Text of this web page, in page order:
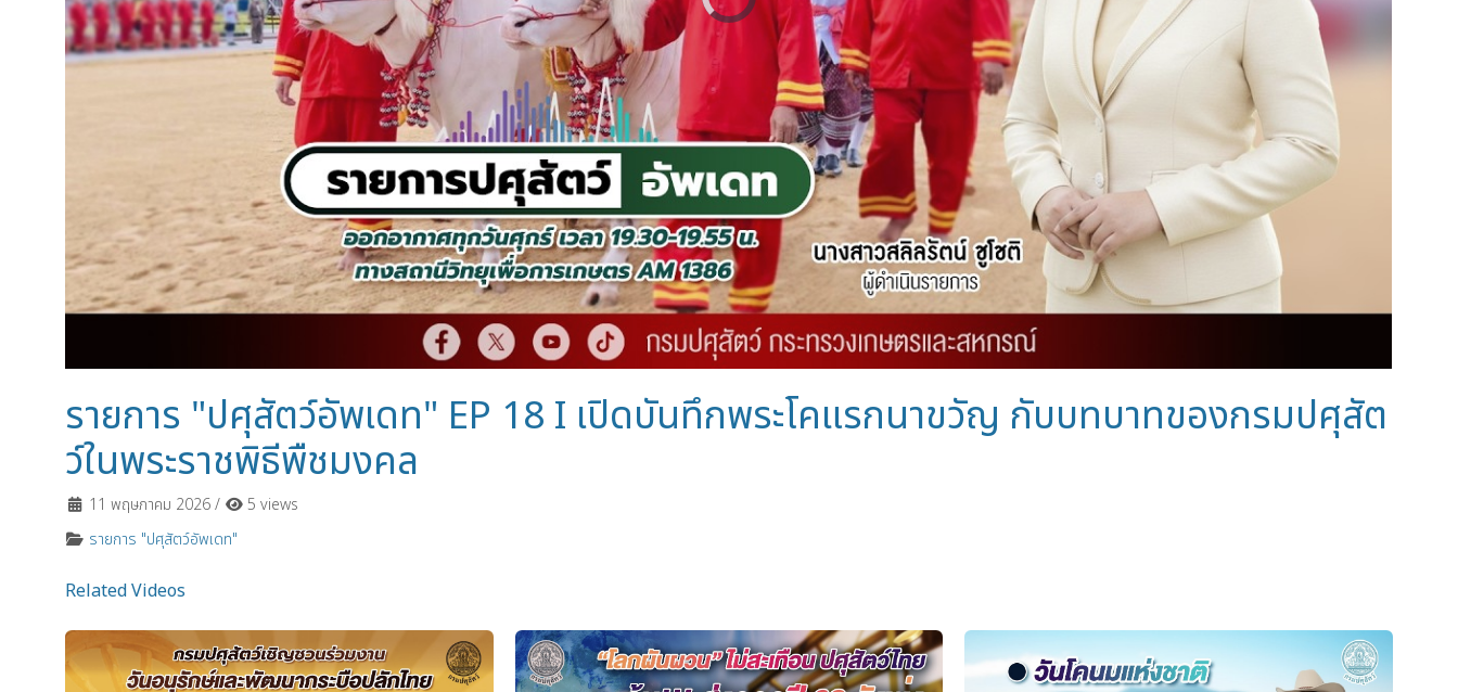
รายการ "ปศุสัตว์อัพเดท" EP 18 I เปิดบันทึกพระโคแรกนาขวัญ กับบทบาทของกรมปศุสัต
ว์ในพระราชพิธีพืชมงคล
11 พฤษภาคม 2026/
5 views
รายการ "ปศุสัตว์อัพเดท"
Related Videos